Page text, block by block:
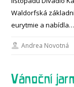
Waldorfská
eurytmie a
Andrea Novotná
Vánoční